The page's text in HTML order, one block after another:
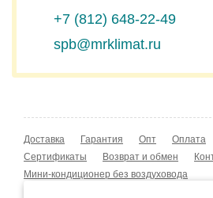
+7 (812) 648-22-49
spb@mrklimat.ru
Доставка Гарантия Опт Оплата
Сертификаты
Возврат и обмен
Мини-кондиционер без воздуховода